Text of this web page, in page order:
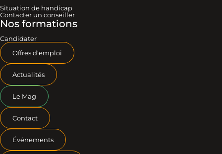
Situation de handicap
Contacter un conseiller
Nos formations
Candidater
Offres d'emploi
Actualités
Le Mag
Contact
Événements